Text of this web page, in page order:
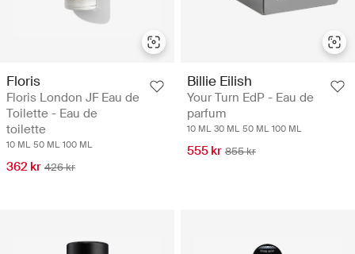
Floris
Floris London JF Eau de
Toilette - Eau de
toilette
10 ML 50 ML 100 ML
362 kr 426 kr
Billie Eilish
Your Turn EdP - Eau de
parfum
10 ML 30 ML 50 ML 100 ML
555 kr 855 kr